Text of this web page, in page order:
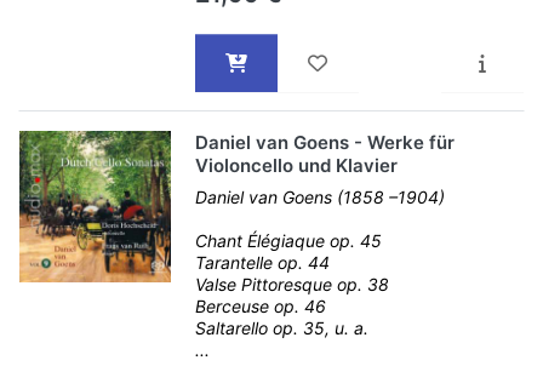
Daniel van Goens - Werke für
Violoncello und Klavier
Daniel van Goens (1858 –1904)
Chant Élégiaque op. 45
Tarantelle op. 44
Valse Pittoresque op. 38
Berceuse op. 46
Saltarello op. 35, u. a.
...